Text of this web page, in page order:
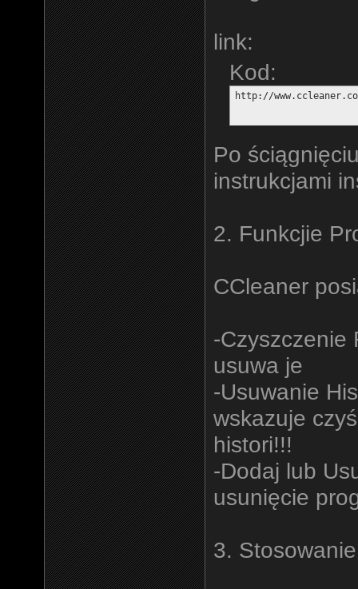
link:
Kod:
http://
Po
instrukcjami
2. Funkcjie
CCleaner
-Czyszczenie
usuwa je
-Usuwanie
wskazuje
histori!!!
-Dodaj lub
usunięcie
3. Stosowanie